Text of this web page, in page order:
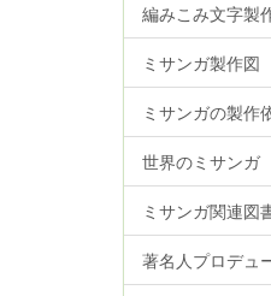
編みこみ文字製
ミサンガ製作図
ミサンガの製作
世界のミサンガ
ミサンガ関連図
著名人プロデュ